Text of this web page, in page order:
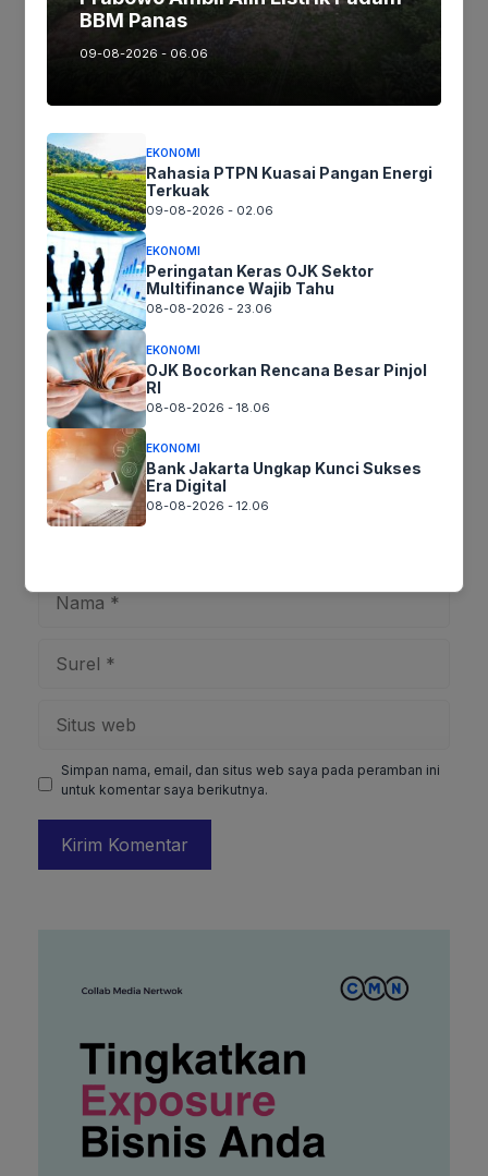
Artikel maupun foto Silahkan
Terima Kasih
Tags:
Ikutikami :
Tinggalkan komentar
Komentar
Nama
Simpan nama, email, dan situs web saya pada peramban ini
untuk komentar saya berikutnya.
BBM Panas
09-08-2026 - 06.06
EKONOMI
Rahasia PTPN Kuasai Pangan Energi
Terkuak
09-08-2026 - 02.06
EKONOMI
Peringatan Keras OJK Sektor
Multifinance Wajib Tahu
08-08-2026 - 23.06
EKONOMI
OJK Bocorkan Rencana Besar Pinjol
RI
08-08-2026 - 18.06
EKONOMI
Bank Jakarta Ungkap Kunci Sukses
Era Digital
08-08-2026 - 12.06